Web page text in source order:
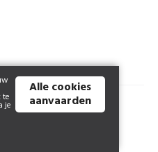
| Powered byTilroy.
te
je
Alle cookies
aanvaarden